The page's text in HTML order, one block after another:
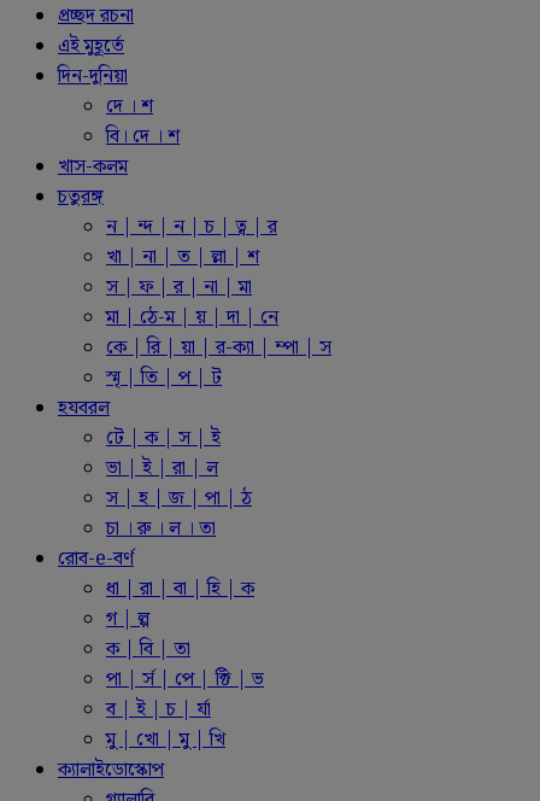
প্রচ্ছদ রচনা
এই মুহূর্তে
দিন-দুনিয়া
দে । শ
বি। দে । শ
খাস-কলম
চতুরঙ্গ
ন | ন্দ | ন | চ | ত্ব | র
খা | না | ত | ল্লা | শ
স | ফ | র | না | মা
মা | ঠে-ম | য় | দা | নে
কে | রি | য়া | র-ক্যা | ম্পা | স
স্মৃ | তি | প | ট
হযবরল
টে | ক | স | ই
ভা | ই | রা | ল
স | হ | জ | পা | ঠ
চা । রু । ল । তা
রোব-e-বর্ণ
ধা | রা | বা | হি | ক
গ | ল্প
ক | বি | তা
পা | র্স | পে | ক্টি | ভ
ব | ই | চ | র্যা
মু | খো | মু | খি
ক্যালাইডোস্কোপ